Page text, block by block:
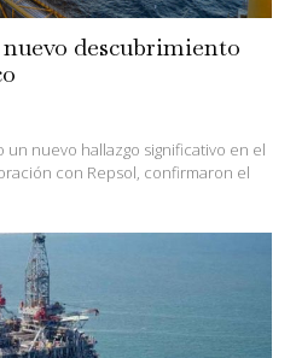
descubrimiento
nuevo hallazgo significativo en el
con Repsol, confirmaron el